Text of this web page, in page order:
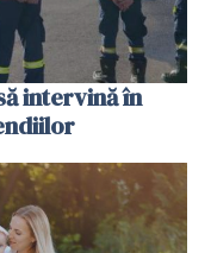
intervină în